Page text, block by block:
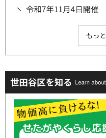
令和7年11月4日開催
もっ
世田谷区を知る